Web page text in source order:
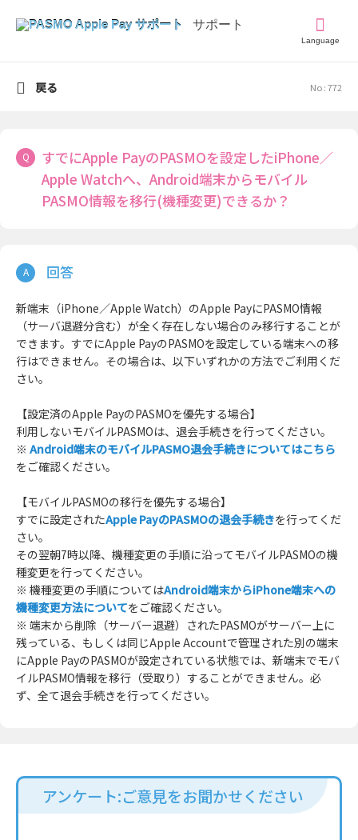
Language
No : 772
すでにApple PayのPASMOを設定したiPhone／
Apple Watchへ、Android端末からモバイル
PASMO情報を移行(機種変更)できるか？
新端末（iPhone／Apple Watch）のApple PayにPASMO情報
（サーバ退避分含む）が全く存在しない場合のみ移行することが
できます。すでにApple PayのPASMOを設定している端末への移
行はできません。その場合は、以下いずれかの方法でご利用くだ
さい。
【設定済のApple PayのPASMOを優先する場合】
利用しないモバイルPASMOは、退会手続きを行ってください。
※ Android端末のモバイルPASMO退会手続きについてはこちら
をご確認ください。
【モバイルPASMOの移行を優先する場合】
すでに設定されたApple PayのPASMOの退会手続きを行ってくだ
さい。
その翌朝7時以降、機種変更の手順に沿ってモバイルPASMOの機
種変更を行ってください。
※ 機種変更の手順についてはAndroid端末からiPhone端末への
機種変更方法についてをご確認ください。
※ 端末から削除（サーバー退避）されたPASMOがサーバー上に
残っている、もしくは同じApple Accountで管理された別の端末
にApple PayのPASMOが設定されている状態では、新端末でモバ
イルPASMO情報を移行（受取り）することができません。必
ず、全て退会手続きを行ってください。
戻る
アンケート:ご意見をお聞かせください